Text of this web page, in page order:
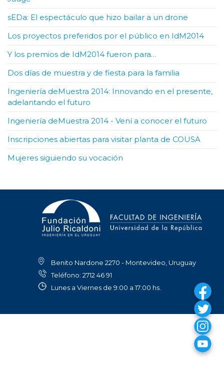
sEDa: El espectáculo que hizo bailar a un drone
Los proyectos preferidos por el público en IdM2014
Y los premios de IdM2014 fueron para…
Dos días de muestra y de fiesta para la familia
Ingeniería deMuestra 2014: Innovando en el presente,
adelantando el futuro
Ingeniería deMuestra 2014 - Vení a conocer el futuro
Inscripciones abiertas para visitar planta de COUSA
Mujeres siguiendo su vocación
Benito Nardone 2270 - Montevideo, Uruguay
Teléfono: 2712 46 91
Lunes a Viernes de 9:00 a 17:00 hs.